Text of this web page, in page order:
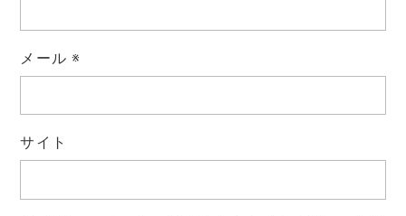
メール ※
サイト